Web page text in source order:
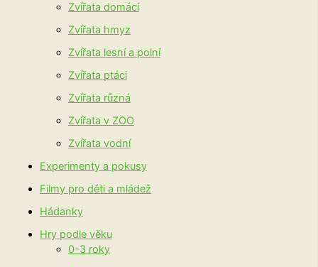
Zvířata domácí
Zvířata hmyz
Zvířata lesní a polní
Zvířata ptáci
Zvířata různá
Zvířata v ZOO
Zvířata vodní
Experimenty a pokusy
Filmy pro děti a mládež
Hádanky
Hry podle věku
0-3 roky